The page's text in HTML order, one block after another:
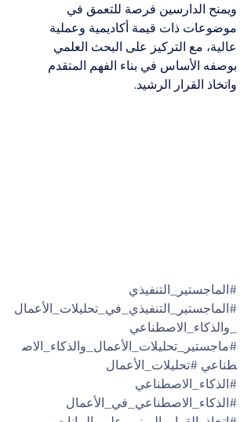
ويمنح الدارسين فرصة للتعمق في
موضوعات ذات قيمة أكاديمية وعملية
عالية، مع التركيز على البحث العلمي
بوصفه الأساس في بناء الفهم المتقدم
واتخاذ القرار الرشيد.
#الماجستير_التنفيذي
#الماجستير_التنفيذي_في_تحليلات_الأعمال
_والذكاء_الاصطناعي
#ماجستير_تحليلات_الأعمال_والذكاء_الاص
طناعي #تحليلات_الأعمال
#الذكاء_الاصطناعي
#الذكاء_الاصطناعي_في_الأعمال